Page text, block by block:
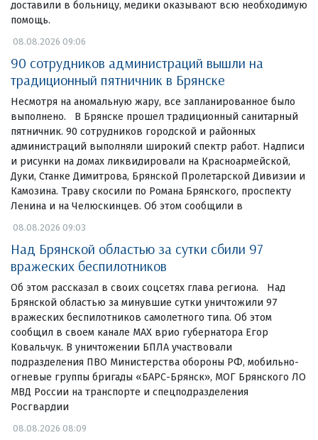
доставили в больницу, медики оказывают всю необходимую
помощь.
08.08.2026 09:06
90 сотрудников администраций вышли на
традиционный пятничник в Брянске
Несмотря на аномальную жару, все запланированное было
выполнено. В Брянске прошел традиционный санитарный
пятничник. 90 сотрудников городской и районных
администраций выполняли широкий спектр работ. Надписи
и рисунки на домах ликвидировали на Красноармейской,
Дуки, Станке Димитрова, Брянской Пролетарской Дивизии и
Камозина. Траву скосили по Романа Брянского, проспекту
Ленина и на Челюскинцев. Об этом сообщили в
08.08.2026 09:03
Над Брянской областью за сутки сбили 97
вражеских беспилотников
Об этом рассказал в своих соцсетях глава региона. Над
Брянской областью за минувшие сутки уничтожили 97
вражеских беспилотников самолетного типа. Об этом
сообщил в своем канале МАХ врио губернатора Егор
Ковальчук. В уничтожении БПЛА участвовали
подразделения ПВО Министерства обороны РФ, мобильно-
огневые группы бригады «БАРС-Брянск», МОГ Брянского ЛО
МВД России на транспорте и спецподразделения
Росгвардии
08.08.2026 08:09